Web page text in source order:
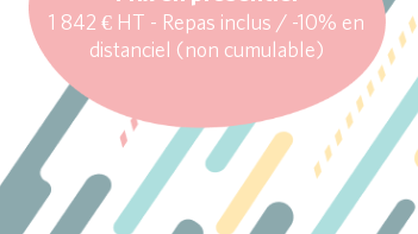
1 842 € HT - Repas inclus / -10% en
distanciel (non cumulable)